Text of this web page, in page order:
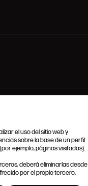
GENERALES
el uso del sitio web y
sobre la base de un perfil
ejemplo, páginas visitadas).
deberá eliminarlas desde
por el propio tercero.